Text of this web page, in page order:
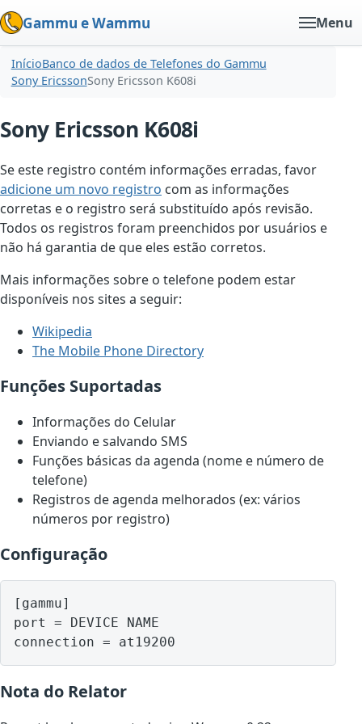
Gammu e Wammu Menu
InícioBanco de dados de Telefones do Gammu
Sony EricssonSony Ericsson K608i
Sony Ericsson K608i
Se este registro contém informações erradas, favor
adicione um novo registro com as informações
corretas e o registro será substituído após revisão.
Todos os registros foram preenchidos por usuários e
não há garantia de que eles estão corretos.
Mais informações sobre o telefone podem estar
disponíveis nos sites a seguir:
Wikipedia
The Mobile Phone Directory
Funções Suportadas
Informações do Celular
Enviando e salvando SMS
Funções básicas da agenda (nome e número de
telefone)
Registros de agenda melhorados (ex: vários
números por registro)
Configuração
[gammu]
port = DEVICE NAME
Nota do Relator